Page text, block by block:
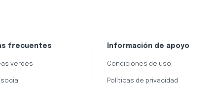
frecuentes
verdes
Información de apoyo
Condiciones de uso
Políticas de privacidad